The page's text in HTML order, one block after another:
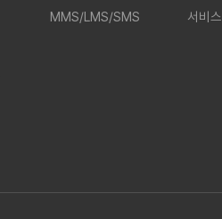
MMS/LMS/SMS
서비